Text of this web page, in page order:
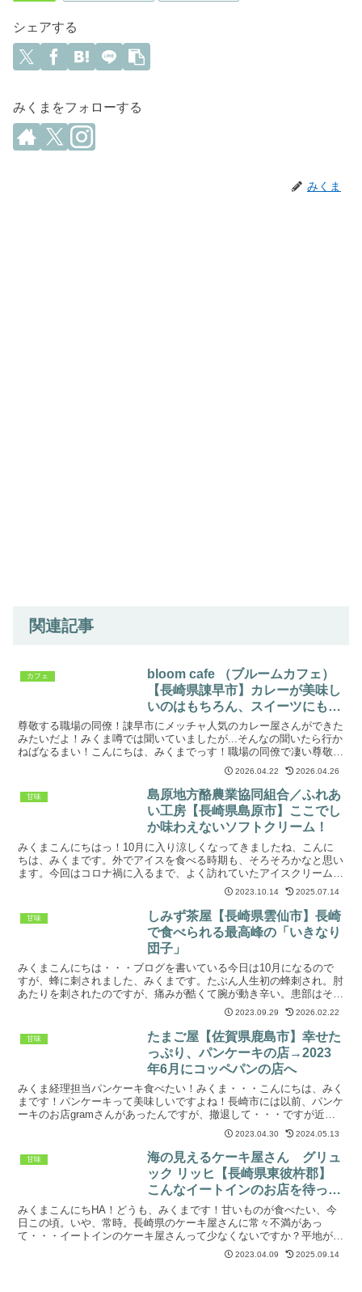
シェアする
みくまをフォローする
みくま
関連記事
カフェ
bloom cafe （ブルームカフェ）
【長崎県諌早市】カレーが美味し
いのはもちろん、スイーツにも注
目っ！
尊敬する職場の同僚！諌早市にメッチャ人気のカレー屋さんができた
みたいだよ！みくま噂では聞いていましたが...そんなの聞いたら行か
ねばなるまい！こんにちは、みくまでっす！職場の同僚で凄い尊敬し
ている方がいるのですが、あの人気のカレー屋さんが凄...
2026.04.22 2026.04.26
甘味
島原地方酪農業協同組合／ふれあ
い工房【長崎県島原市】ここでし
か味わえないソフトクリーム！
みくまこんにちはっ！10月に入り涼しくなってきましたね、こんに
ちは、みくまです。外でアイスを食べる時期も、そろそろかなと思い
ます。今回はコロナ禍に入るまで、よく訪れていたアイスクリーム店
に行ってきました。約５年ぶりでしょうか('Д')島原の...
2023.10.14 2025.07.14
甘味
しみず茶屋【長崎県雲仙市】長崎
で食べられる最高峰の「いきなり
団子」
みくまこんにちは・・・ブログを書いている今日は10月になるので
すが、蜂に刺されました、みくまです。たぶん人生初の蜂刺され。肘
あたりを刺されたのですが、痛みが酷くて腕が動き辛い。患部はそこ
まで腫れていないのですが、メッチャ熱い。みくまはアレル...
2023.09.29 2026.02.22
甘味
たまご屋【佐賀県鹿島市】幸せた
っぷり、パンケーキの店→2023
年6月にコッペパンの店へ
みくま経理担当パンケーキ食べたい！みくま・・・こんにちは、みく
まです！パンケーキって美味しいですよね！長崎市には以前、パンケ
ーキのお店gramさんがあったんですが、撤退して・・・ですが近場
（？）にはとっても美味しいパンケーキのお店があるんで...
2023.04.30 2024.05.13
甘味
海の見えるケーキ屋さん グリュ
ック リッヒ【長崎県東彼杵郡】
こんなイートインのお店を待って
いました！
みくまこんにちHA！どうも、みくまです！甘いものが食べたい、今
日この頃。いや、常時。長崎県のケーキ屋さんに常々不満があっ
て・・・イートインのケーキ屋さんって少なくないですか？平地が少
ない長崎ならでは土地問題がありますが、ドライブをしたらイー...
2023.04.09 2025.09.14